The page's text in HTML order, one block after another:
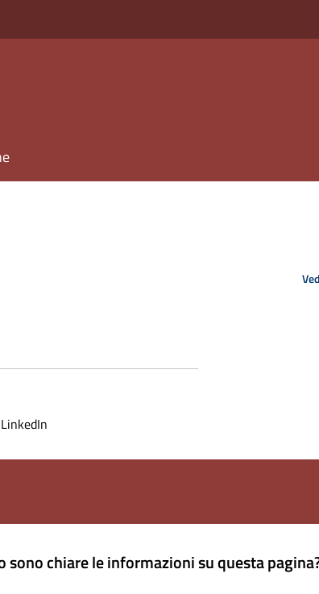
LinkedIn
sono chiare le informazioni su questa